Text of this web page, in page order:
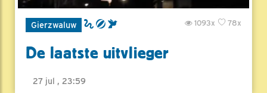
Gierzwaluw 78x
1093x
De laatste uitvlieger
27 jul , 23:59